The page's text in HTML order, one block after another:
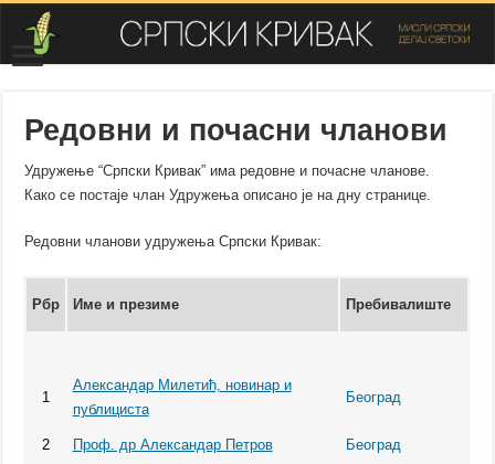
Редовни и почасни чланови
Удружење “Српски Кривак” има редовне и почасне чланове.
Како се постаје члан Удружења описано је на дну странице.
Редовни чланови удружења Српски Кривак:
Рбр Име и презиме Пребивалиште
1
Александар Милетић, новинар и
публициста
Београд
2 Проф. др Александар Петров Београд